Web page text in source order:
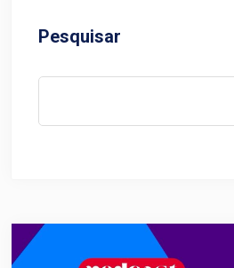
Pesquisar